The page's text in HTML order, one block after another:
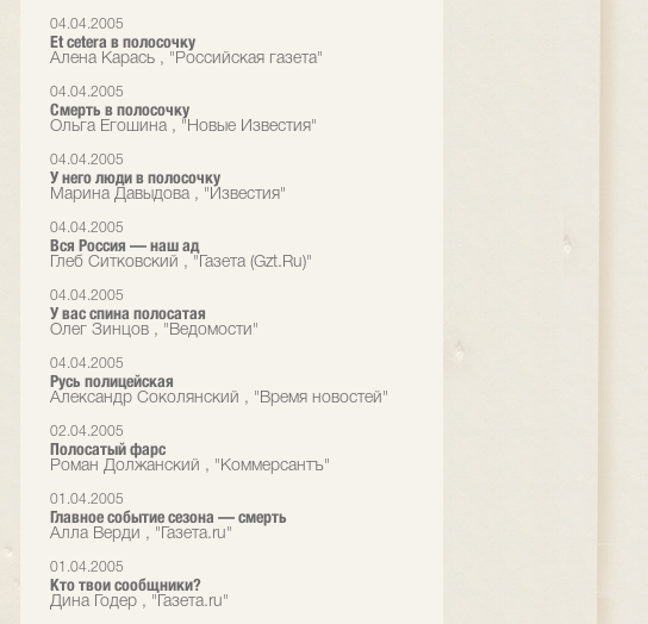
04.04.2005
Еt cetera в полосочку
Алена Карась , "Российская газета"
04.04.2005
Смерть в полосочку
Ольга Егошина , "Новые Известия"
04.04.2005
У него люди в полосочку
Марина Давыдова , "Известия"
04.04.2005
Вся Россия — наш ад
Глеб Ситковский , "Газета (Gzt.Ru)"
04.04.2005
У вас спина полосатая
Олег Зинцов , "Ведомости"
04.04.2005
Русь полицейская
Александр Соколянский , "Время новостей"
02.04.2005
Полосатый фарс
Роман Должанский , "Коммерсантъ"
01.04.2005
Главное событие сезона — смерть
Алла Верди , "Газета.ru"
01.04.2005
Кто твои сообщники?
Дина Годер , "Газета.ru"